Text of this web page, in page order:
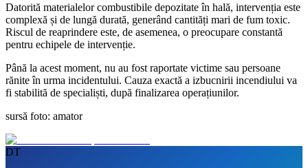
Datorită materialelor combustibile depozitate în hală, intervenția este
complexă și de lungă durată, generând cantități mari de fum toxic.
Riscul de reaprindere este, de asemenea, o preocupare constantă
pentru echipele de intervenție.
Până la acest moment, nu au fost raportate victime sau persoane
rănite în urma incidentului. Cauza exactă a izbucnirii incendiului va
fi stabilită de specialiști, după finalizarea operațiunilor.
sursă foto: amator
DT